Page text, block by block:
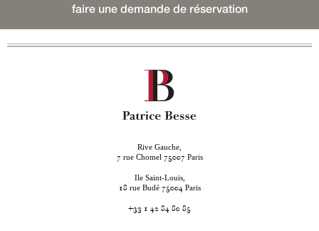
faire une demande de réservation
Rive Gauche,
7 rue Chomel 75007 Paris
Ile Saint-Louis,
18 rue Budé 75004 Paris
+33 1 42 84 80 85